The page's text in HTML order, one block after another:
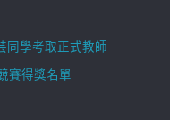
同學考取正式教師
賽得獎名單